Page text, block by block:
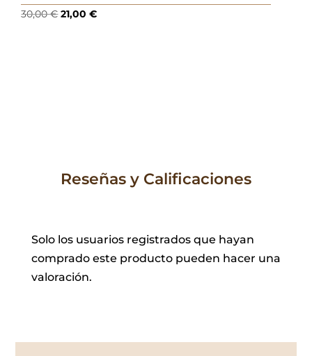
30,00€El
21,00€El
Reseñas y Calificaciones
Solo los usuarios registrados que hayan
comprado este producto pueden hacer una
valoración.